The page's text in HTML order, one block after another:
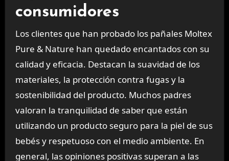
consumidores
Los clientes que han probado los pañales Moltex
Pure & Nature han quedado encantados con su
calidad y eficacia. Destacan la suavidad de los
materiales, la protección contra fugas y la
sostenibilidad del producto. Muchos padres
valoran la tranquilidad de saber que están
utilizando un producto seguro para la piel de sus
bebés y respetuoso con el medio ambiente. En
general, las opiniones positivas superan a las